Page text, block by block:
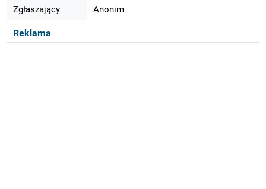
Zgłaszający Anonim
Reklama